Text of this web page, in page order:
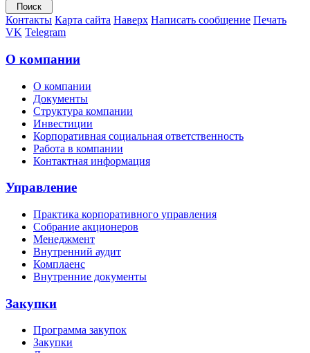
Контакты Карта сайта Наверх Написать сообщение Печать
VK Telegram
О компании
О компании
Документы
Структура компании
Инвестиции
Корпоративная социальная ответственность
Работа в компании
Контактная информация
Управление
Практика корпоративного управления
Собрание акционеров
Менеджмент
Внутренний аудит
Комплаенс
Внутренние документы
Закупки
Программа закупок
Закупки